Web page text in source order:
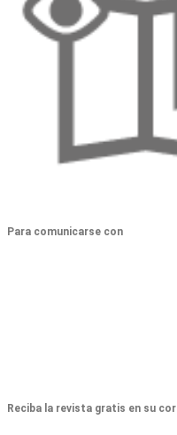
Para comunicarse con
Reciba la revista gratis en su